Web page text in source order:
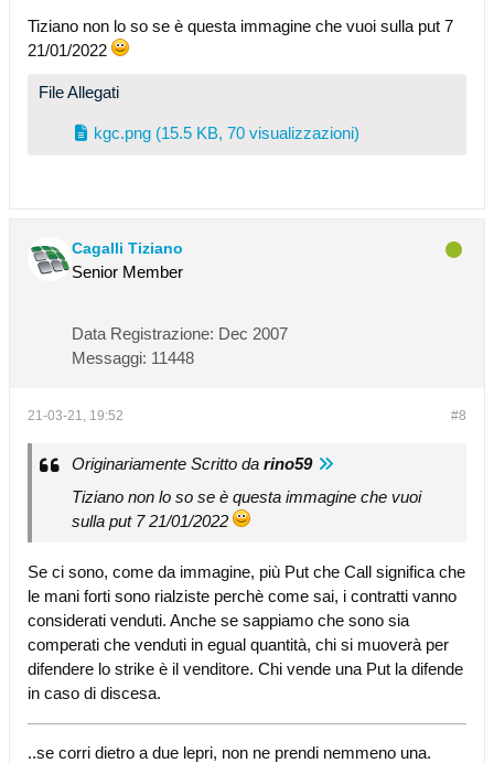
Tiziano non lo so se è questa immagine che vuoi sulla put 7
21/01/2022
File Allegati
kgc.png (15.5 KB, 70 visualizzazioni)
Cagalli Tiziano
Senior Member
Data Registrazione: Dec 2007
Messaggi: 11448
#8
21-03-21, 19:52
Originariamente Scritto da rino59
Tiziano non lo so se è questa immagine che vuoi
sulla put 7 21/01/2022
Se ci sono, come da immagine, più Put che Call significa che
le mani forti sono rialziste perchè come sai, i contratti vanno
considerati venduti. Anche se sappiamo che sono sia
comperati che venduti in egual quantità, chi si muoverà per
difendere lo strike è il venditore. Chi vende una Put la difende
in caso di discesa.
..se corri dietro a due lepri, non ne prendi nemmeno una.